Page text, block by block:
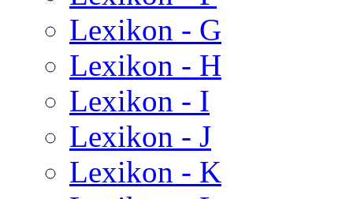
Lexikon - G
Lexikon - H
Lexikon - I
Lexikon - J
Lexikon - K